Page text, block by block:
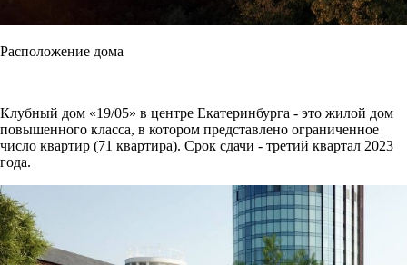
Расположение дома
Клубный дом «19/05» в центре Екатеринбурга - это жилой дом
повышенного класса, в котором представлено ограниченное
число квартир (71 квартира). Срок сдачи - третий квартал 2023
года.